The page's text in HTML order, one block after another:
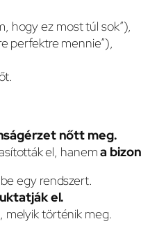
hogy ez most túl sok”),
perfektre mennie”),
nőtt meg.
el, hanema
egy rendszert.
el.
melyik történik meg.